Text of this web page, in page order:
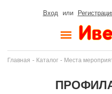
Вход или
Главная - Каталог - Места